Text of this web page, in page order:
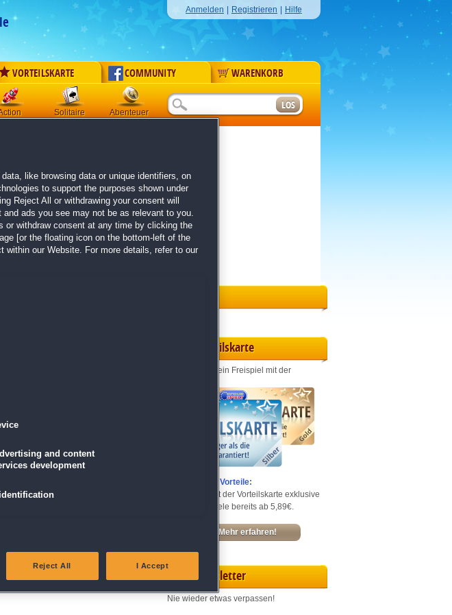
Anmelden Registrieren Hilfe
VORTEILSKARTE COMMUNITY WARENKORB
Solitaire Abenteuer
gestartet für:
5 Sekundenbereitgestellt...
klicke bitte hier.
Vista "Fortsetzen").
Vorteilskarte
Jeden Monat ein Freispiel mit der
Entdecke die Vorteile:
Sichere dir mit der Vorteilskarte exklusive
Rabatte – Spiele bereits ab 5,89€.
Mehr erfahren!
Newsletter
Nie wieder etwas verpassen!
like browsing data or unique identifiers, on
to support the purposes shown under
Reject All or withdrawing your consent will
ads you see may not be as relevant to you.
or withdraw consent at any time by clicking the
[or the floating icon on the bottom-left of the
within our Website. For more details, refer to our
and content
development
and fix errors
sources
Reject All I Accept